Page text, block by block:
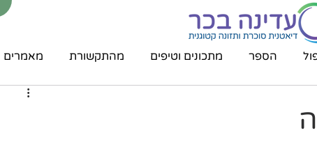
הספר מתכונים וטיפים מהתקשורת מאמרים